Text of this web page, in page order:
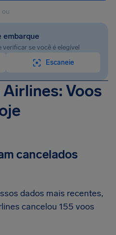
ou
embarque
se você é elegível
Escaneie
Voos
cancelados
dados mais recentes,
cancelou 155 voos